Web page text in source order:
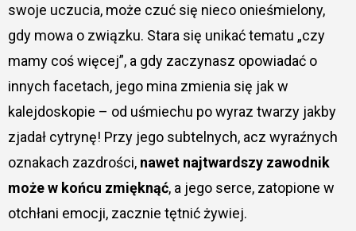
swoje uczucia, może czuć się nieco onieśmielony,
gdy mowa o związku. Stara się unikać tematu „czy
mamy coś więcej”, a gdy zaczynasz opowiadać o
innych facetach, jego mina zmienia się jak w
kalejdoskopie – od uśmiechu po wyraz twarzy jakby
zjadał cytrynę! Przy jego subtelnych, acz wyraźnych
oznakach zazdrości, nawet najtwardszy zawodnik
może w końcu zmięknąć, a jego serce, zatopione w
otchłani emocji, zacznie tętnić żywiej.